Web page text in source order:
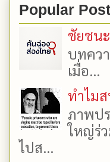
Popular
ชัยชน
บทคว
เมื่อ...
ทำไม
ภาพป
ใหญ่ร่ว
ไปส...